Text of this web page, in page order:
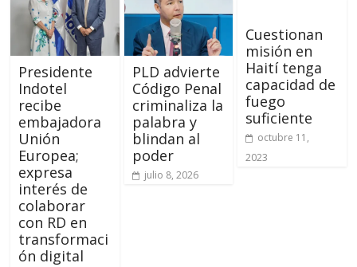
Presidente
Indotel
recibe
embajadora
Unión
Europea;
expresa
interés de
colaborar
con RD en
transformaci
ón digital
PLD advierte
Código Penal
criminaliza la
palabra y
blindan al
poder
julio 8, 2026
Cuestionan
misión en
Haití tenga
capacidad de
fuego
suficiente
octubre 11,
2023